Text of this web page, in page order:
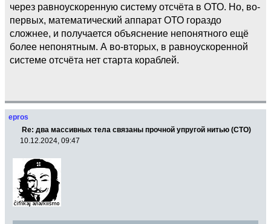
через равноускоренную систему отсчёта в ОТО. Но, во-
первых, математический аппарат ОТО гораздо
сложнее, и получается объяснение непонятного ещё
более непонятным. А во-вторых, в равноускоренной
системе отсчёта нет старта кораблей.
epros
Re: два массивных тела связаны прочной упругой нитью (СТО)
10.12.2024, 09:47